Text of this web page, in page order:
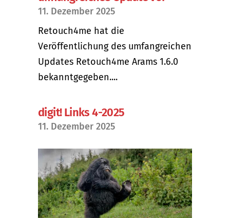
11. Dezember 2025
Retouch4me hat die
Veröffentlichung des umfangreichen
Updates Retouch4me Arams 1.6.0
bekanntgegeben....
digit! Links 4-2025
11. Dezember 2025